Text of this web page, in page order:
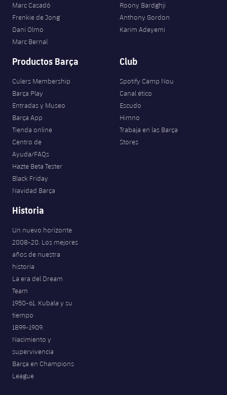
Marc Casadó
Frenkie de Jong
Dani Olmo
Marc Bernal
Roony Bardghji
Anthony Gordon
Karim Adeyemi
Productos Barça
Culers Membership
Barça Play
Entradas y Museo
Barça App
Tienda online
Centro de
Ayuda/FAQs
Hazte Beta Tester
Black Friday
Navidad Barça
Club
Spotify Camp Nou
Canal ético
Escudo
Himno
Trabaja en las Barça
Stores
Historia
Un nuevo horizonte
2008-20. Los mejores
años de nuestra
historia
La era del Dream
Team
1950-61. Kubala y su
tiempo
1899-1909.
Nacimiento y
supervivencia
Barça en Champions
League